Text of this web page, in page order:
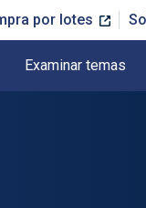
por lotes
Examinar temas